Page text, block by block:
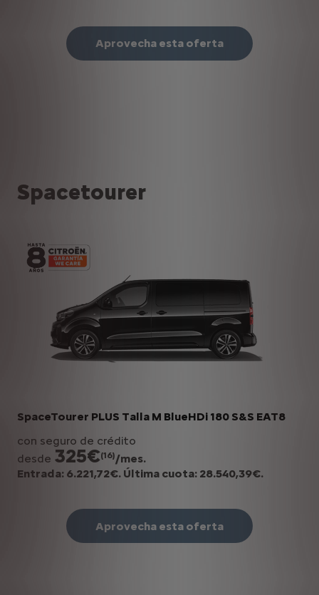
Aprovecha esta oferta
Spacetourer
SpaceTourer PLUS Talla M BlueHDi 180 S&S EAT8
con seguro de crédito
desde 325€(16)/mes.
Entrada: 6.221,72€. Última cuota: 28.540,39€.
Aprovecha esta oferta